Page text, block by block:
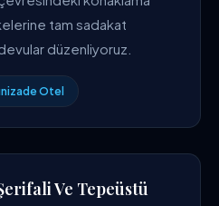
tam sadakat
düzenliyoruz.
Otel
Ve Tepeüstü